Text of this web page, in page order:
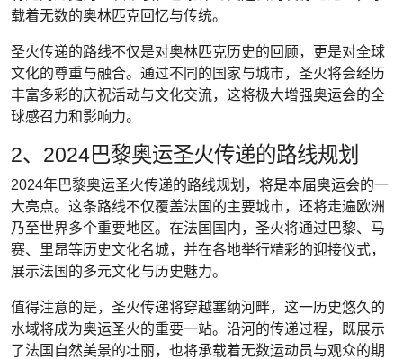
载着无数的奥林匹克回忆与传统。
圣火传递的路线不仅是对奥林匹克历史的回顾，更是对全球
文化的尊重与融合。通过不同的国家与城市，圣火将会经历
丰富多彩的庆祝活动与文化交流，这将极大增强奥运会的全
球感召力和影响力。
2、2024巴黎奥运圣火传递的路线规划
2024年巴黎奥运圣火传递的路线规划，将是本届奥运会的一
大亮点。这条路线不仅覆盖法国的主要城市，还将走遍欧洲
乃至世界多个重要地区。在法国国内，圣火将通过巴黎、马
赛、里昂等历史文化名城，并在各地举行精彩的迎接仪式，
展示法国的多元文化与历史魅力。
值得注意的是，圣火传递将穿越塞纳河畔，这一历史悠久的
水域将成为奥运圣火的重要一站。沿河的传递过程，既展示
了法国自然美景的壮丽，也将承载着无数运动员与观众的期